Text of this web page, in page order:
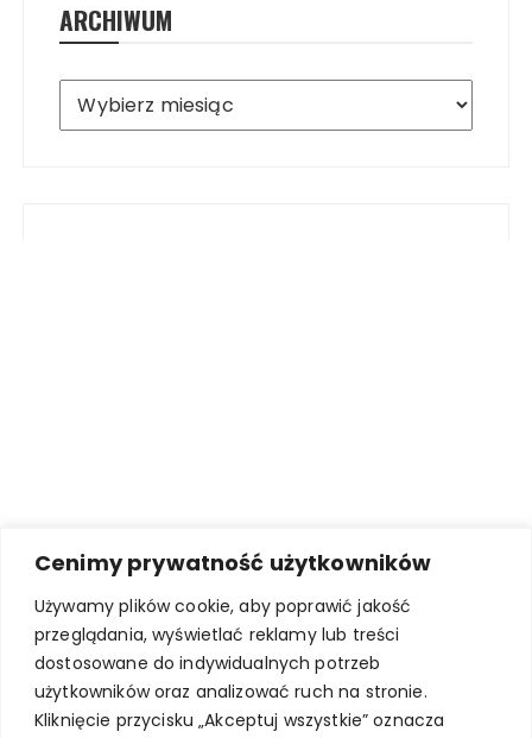
Cenimy prywatność użytkowników
Używamy plików cookie, aby poprawić jakość
przeglądania, wyświetlać reklamy lub treści
dostosowane do indywidualnych potrzeb
użytkowników oraz analizować ruch na stronie.
Kliknięcie przycisku „Akceptuj wszystkie” oznacza
ARCHIWUM
Archiwum